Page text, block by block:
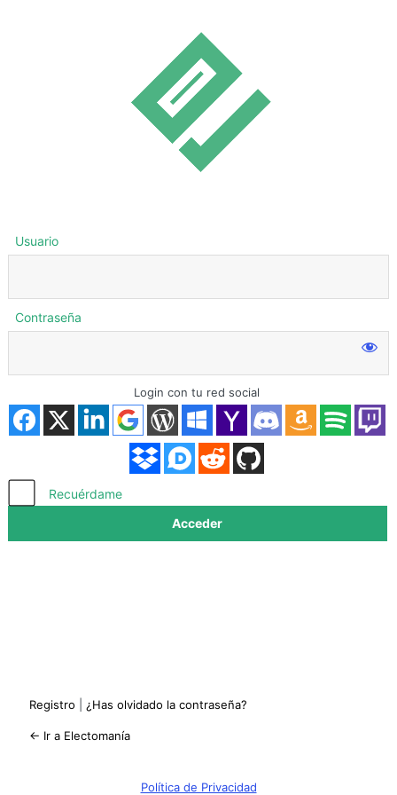
Acceder
Usuario
Contraseña
Login con tu red social
Recuérdame
Registro ¿Has olvidado la contraseña?
← Ir a Electomanía
Política de Privacidad